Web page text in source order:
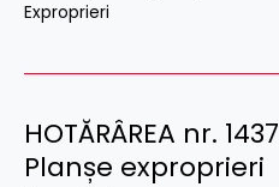
Exproprieri
HOTĂRÂREA nr.
Planșe exproprieri